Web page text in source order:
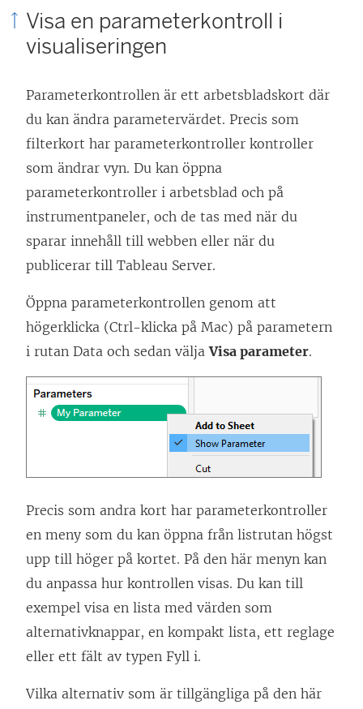
Visa en parameterkontroll i
visualiseringen
Parameterkontrollen är ett arbetsbladskort där
du kan ändra parametervärdet. Precis som
filterkort har parameterkontroller kontroller
som ändrar vyn. Du kan öppna
parameterkontroller i arbetsblad och på
instrumentpaneler, och de tas med när du
sparar innehåll till webben eller när du
publicerar till Tableau Server.
Öppna parameterkontrollen genom att
högerklicka (Ctrl-klicka på Mac) på parametern
i rutan Data och sedan väljaVisa parameter.
Precis som andra kort har parameterkontroller
en meny som du kan öppna från listrutan högst
upp till höger på kortet. På den här menyn kan
du anpassa hur kontrollen visas. Du kan till
exempel visa en lista med värden som
alternativknappar, en kompakt lista, ett reglage
eller ett fält av typen Fyll i.
Vilka alternativ som är tillgängliga på den här